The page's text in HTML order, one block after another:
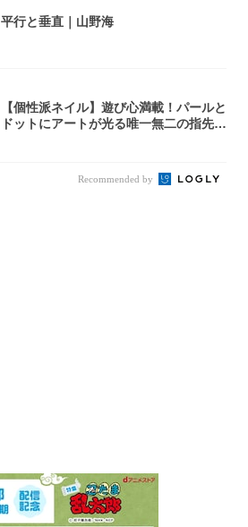
平行と垂直｜山野海
【個性派ネイル】遊び心満載！パールと
ドットにアートが光る唯一無二の指先が
Recommended by